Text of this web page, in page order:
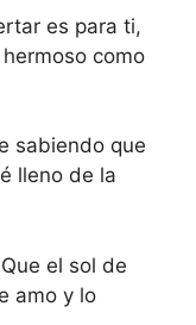
es para ti,
como
sabiendo que
lleno de la
el sol de
amo y lo